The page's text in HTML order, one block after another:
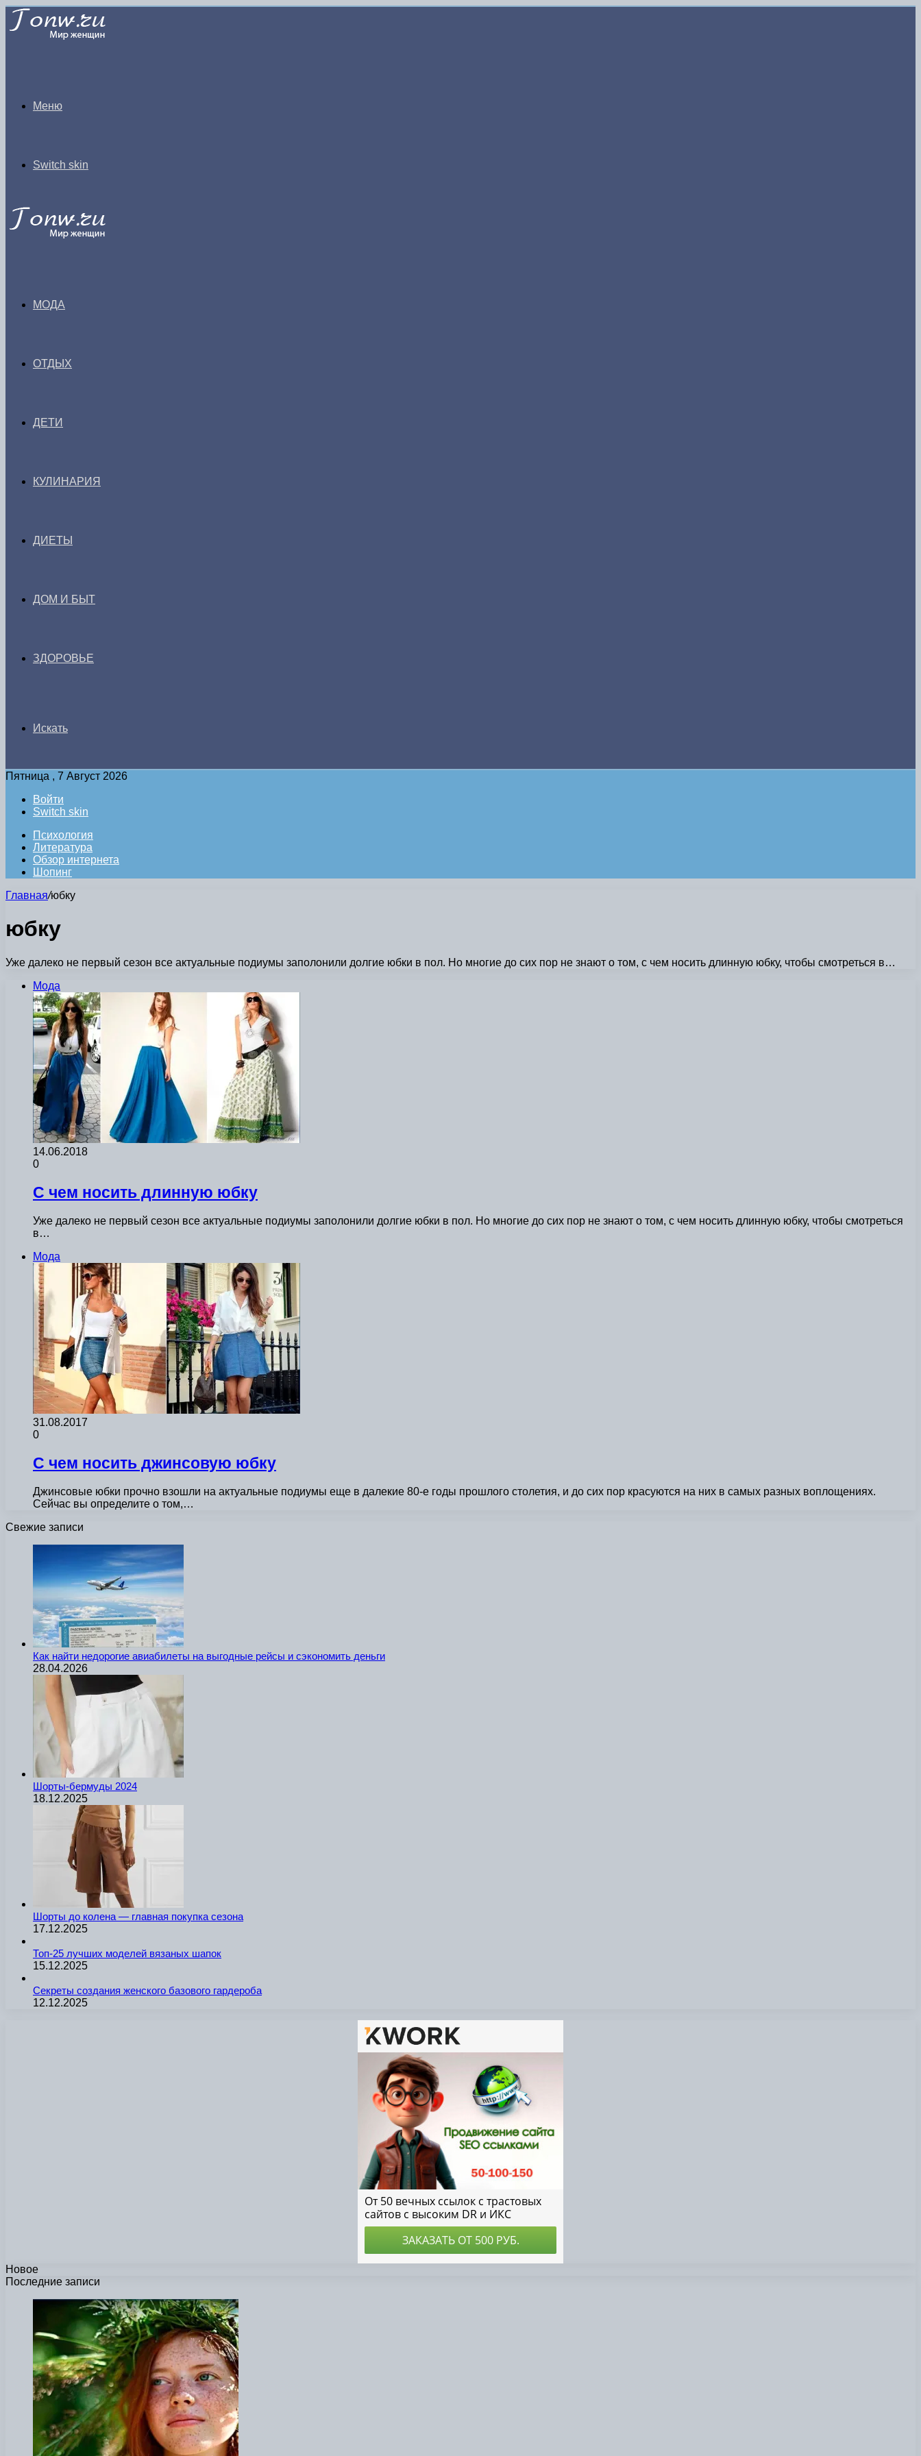
Меню
Switch skin
МОДА
ОТДЫХ
ДЕТИ
КУЛИНАРИЯ
ДИЕТЫ
ДОМ И БЫТ
ЗДОРОВЬЕ
Искать
Пятница , 7 Август 2026
Войти
Switch skin
Психология
Литература
Обзор интернета
Шопинг
Главная/юбку
юбку
Уже далеко не первый сезон все актуальные подиумы заполонили долгие юбки в пол. Но многие до сих пор не знают о том, с чем носить длинную юбку, чтобы смотреться в…
Мода
14.06.2018
0
С чем носить длинную юбку
Уже далеко не первый сезон все актуальные подиумы заполонили долгие юбки в пол. Но многие до сих пор не знают о том, с чем носить длинную юбку, чтобы смотреться
в…
Мода
31.08.2017
0
С чем носить джинсовую юбку
Джинсовые юбки прочно взошли на актуальные подиумы еще в далекие 80-е годы прошлого столетия, и до сих пор красуются на них в самых разных воплощениях.
Сейчас вы определите о том,…
Свежие записи
Как найти недорогие авиабилеты на выгодные рейсы и сэкономить деньги
28.04.2026
Шорты-бермуды 2024
18.12.2025
Шорты до колена — главная покупка сезона
17.12.2025
Топ-25 лучших моделей вязаных шапок
15.12.2025
Секреты создания женского базового гардероба
12.12.2025
Новое
Последние записи